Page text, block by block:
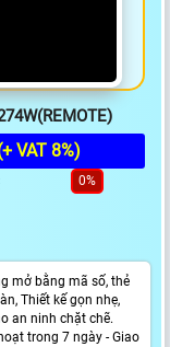
VAT 8%)
0%
mở bằng mã số, thẻ
Thiết kế gọn nhẹ,
an ninh chặt chẽ.
trong 7 ngày - Giao